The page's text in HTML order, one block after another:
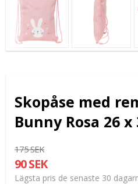
Skopåse med
Bunny Rosa 26 x
175 SEK
90 SEK
Lägsta pris de senaste 30